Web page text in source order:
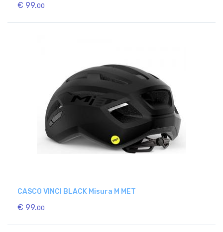
€ 99.00
CASCO VINCI BLACK Misura M MET
€ 99.00